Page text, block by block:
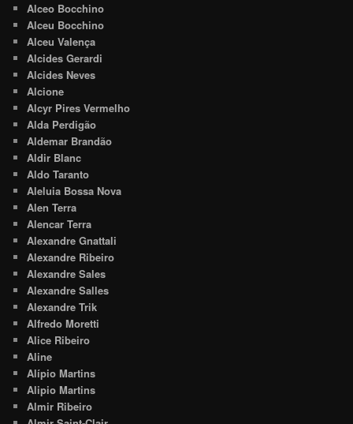
Alceo Bocchino
Alceu Bocchino
Alceu Valença
Alcides Gerardi
Alcides Neves
Alcione
Alcyr Pires Vermelho
Alda Perdigão
Aldemar Brandão
Aldir Blanc
Aldo Taranto
Aleluia Bossa Nova
Alen Terra
Alencar Terra
Alexandre Gnattali
Alexandre Ribeiro
Alexandre Sales
Alexandre Salles
Alexandre Trik
Alfredo Moretti
Alice Ribeiro
Aline
Alípio Martins
Alipio Martins
Almir Ribeiro